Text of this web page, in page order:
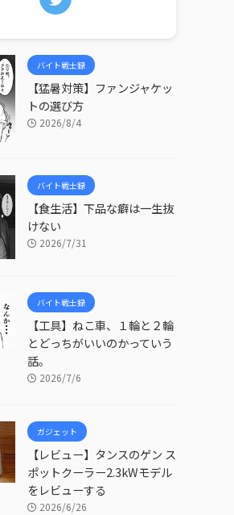
バイト戦士録
【猛暑対策】ファンジャケッ
トの選び方
2026/8/4
バイト戦士録
【食生活】下品な癖は一生抜
けない
2026/7/31
バイト戦士録
【工具】ねこ車、１輪と２輪
とどっちがいいのかっていう
話。
2026/7/6
ガジェット
【レビュー】タンスのゲン ス
ポットクーラー2.3kWモデル
をレビューする
2026/6/26